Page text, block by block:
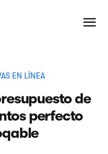
EN LÍNEA
de
perfecto